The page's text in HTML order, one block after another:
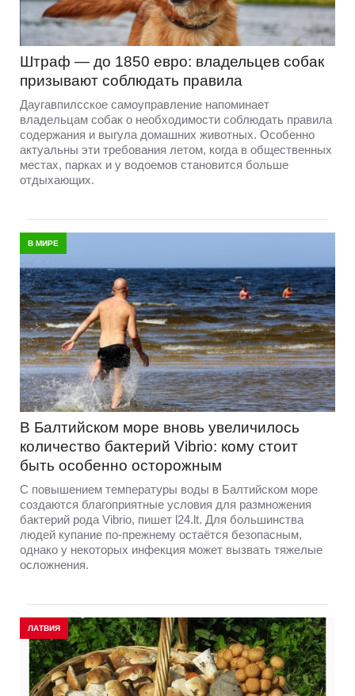
Штраф — до 1850 евро: владельцев собак
призывают соблюдать правила
Даугавпилсское самоуправление напоминает
владельцам собак о необходимости соблюдать правила
содержания и выгула домашних животных. Особенно
актуальны эти требования летом, когда в общественных
местах, парках и у водоемов становится больше
отдыхающих.
В МИРЕ
В Балтийском море вновь увеличилось
количество бактерий Vibrio: кому стоит
быть особенно осторожным
С повышением температуры воды в Балтийском море
создаются благоприятные условия для размножения
бактерий рода Vibrio, пишет l24.lt. Для большинства
людей купание по-прежнему остаётся безопасным,
однако у некоторых инфекция может вызвать тяжелые
осложнения.
ЛАТВИЯ